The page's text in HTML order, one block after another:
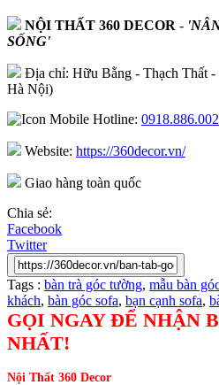
NỘI THẤT 360 DECOR -
SỐNG'
Địa chỉ: Hữu Bằng - Thạch Thất
Hà Nội)
Hotline: 0918.886.002
Website: https://360decor.vn/
Giao hàng toàn quốc
Chia sẻ:
Facebook
Twitter
Tags : bàn trà góc tường, mẫu bàn
khách, bàn góc sofa, bạn cạnh sofa,
GỌI NGAY ĐỂ NHẬN
NHẤT!
Nội Thất 360 Decor